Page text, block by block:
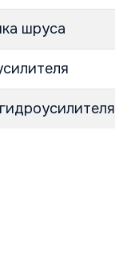
шруса